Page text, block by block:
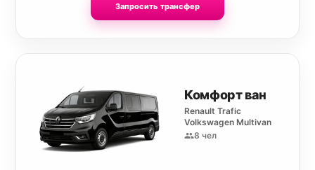
Запросить трансфер
Комфорт ван
Renault Trafic
Volkswagen Multivan
8 чел